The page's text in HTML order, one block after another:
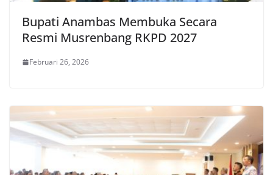
Bupati Anambas Membuka Secara
Resmi Musrenbang RKPD 2027
Februari 26, 2026